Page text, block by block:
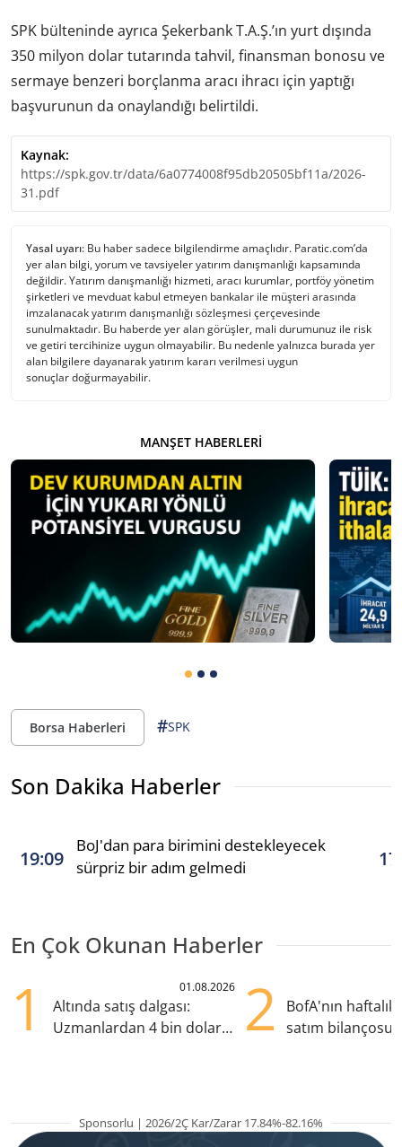
SPK bülteninde ayrıca Şekerbank T.A.Ş.’ın yurt dışında
350 milyon dolar tutarında tahvil, finansman bonosu ve
sermaye benzeri borçlanma aracı ihracı için yaptığı
başvurunun da onaylandığı belirtildi.
Kaynak:
https://spk.gov.tr/data/6a0774008f95db20505bf11a/2026-
31.pdf
Yasal uyarı: Bu haber sadece bilgilendirme amaçlıdır. Paratic.com’da
yer alan bilgi, yorum ve tavsiyeler yatırım danışmanlığı kapsamında
değildir. Yatırım danışmanlığı hizmeti, aracı kurumlar, portföy yönetim
şirketleri ve mevduat kabul etmeyen bankalar ile müşteri arasında
imzalanacak yatırım danışmanlığı sözleşmesi çerçevesinde
sunulmaktadır. Bu haberde yer alan görüşler, mali durumunuz ile risk
ve getiri tercihinize uygun olmayabilir. Bu nedenle yalnızca burada yer
alan bilgilere dayanarak yatırım kararı verilmesi uygun
sonuçlar doğurmayabilir.
MANŞET HABERLERI
Borsa Haberleri #SPK
Son Dakika Haberler
19:09
BoJ'dan para birimini destekleyecek
sürpriz bir adım gelmedi
En Çok Okunan Haberler
1 01.08.2026
Altında satış dalgası:
Uzmanlardan 4 bin dolar
2
BofA'nın haftalık
satım bilançosu:
Sponsorlu | 2026/2Ç Kar/Zarar 17.84%-82.16%